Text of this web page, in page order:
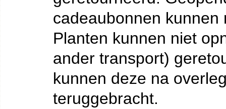
cadeaubonnen
Planten kunnen niet
ander transport)
kunnen deze na
teruggebracht.